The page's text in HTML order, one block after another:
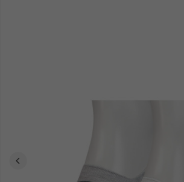
Composition détendue ou ensemble structuré,